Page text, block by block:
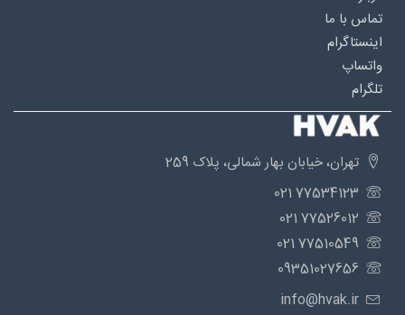
تماس با ما
اینستاگرام
واتساپ
تلگرام
تهران، خیابان بهار شمالی، پلاک 259
77534123 021
77526012 021
77510549 021
09351027656
info@hvak.ir